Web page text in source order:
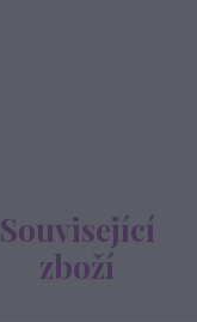
Související
zboží